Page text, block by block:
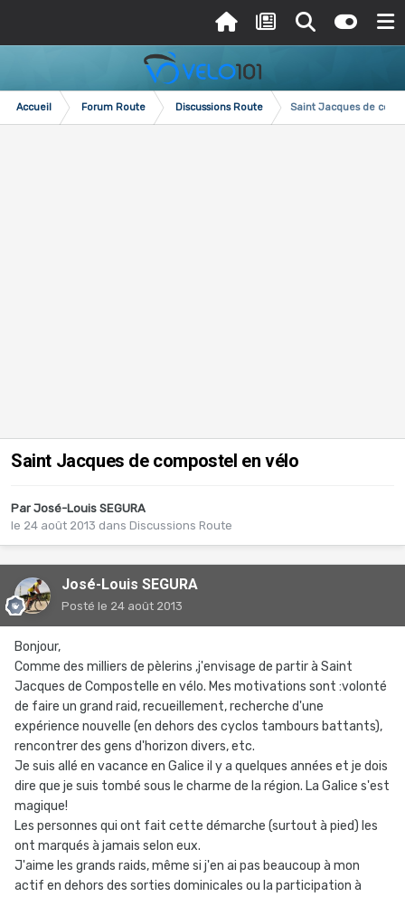
Accueil Forum Route Discussions Route Saint Jacques de
Saint Jacques de compostel en vélo
Par José-Louis SEGURA
le 24 août 2013 dans Discussions Route
José-Louis SEGURA
Posté le 24 août 2013
Bonjour,
Comme des milliers de pèlerins ,j'envisage de partir à Saint
Jacques de Compostelle en vélo. Mes motivations sont :volonté
de faire un grand raid, recueillement, recherche d'une
expérience nouvelle (en dehors des cyclos tambours battants),
rencontrer des gens d'horizon divers, etc.
Je suis allé en vacance en Galice il y a quelques années et je dois
dire que je suis tombé sous le charme de la région. La Galice s'est
magique!
Les personnes qui ont fait cette démarche (surtout à pied) les
ont marqués à jamais selon eux.
J'aime les grands raids, même si j'en ai pas beaucoup à mon
actif en dehors des sorties dominicales ou la participation à